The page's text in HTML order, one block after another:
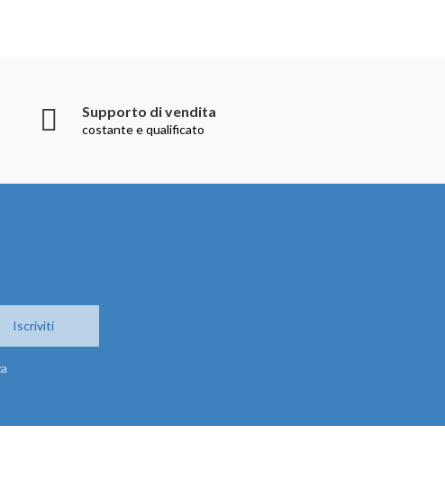
Supporto di vendita
costante e qualificato
Iscriviti